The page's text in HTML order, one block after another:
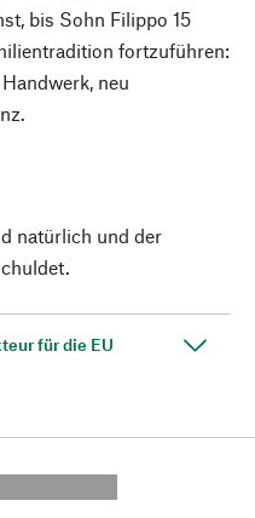
bis Sohn Filippo 15
fortzuführen:
neu
natürlich und der
für die EU